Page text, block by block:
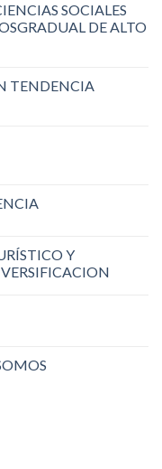
SOCIALES
DE ALTO
TENDENCIA
Y